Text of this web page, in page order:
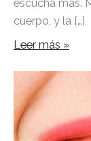
escucha más.
cuerpo, y la […]
Leer más »